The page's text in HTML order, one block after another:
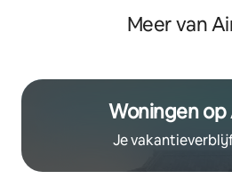
Meer van
Woningen
Je